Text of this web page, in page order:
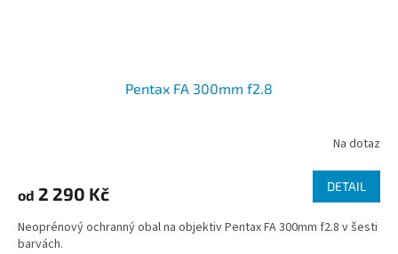
Pentax FA 300mm f2.8
Na dotaz
od 2 290 Kč DETAIL
Neoprénový ochranný obal na objektiv Pentax FA 300mm f2.8 v šesti
barvách.